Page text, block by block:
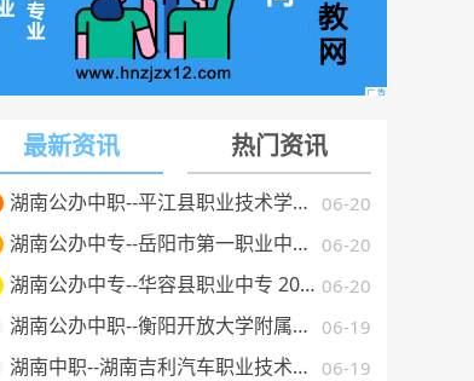
最新资讯 热门资讯
06-20
湖南公办中职--平江县职业技术学校 2025 年招生简章
06-20
湖南公办中专--岳阳市第一职业中等专业学校 2025 年招生简章
06-20
湖南公办中专--华容县职业中专 2025 年招生简章
06-19
湖南公办中职--衡阳开放大学附属中等职业学校 2025 年招生简章
06-19
湖南中职--湖南吉利汽车职业技术学院2025年普通高校招生章程